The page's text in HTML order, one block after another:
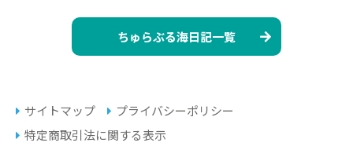
ちゅらぶる海日記一覧
サイトマップ
プライバシーポリシー
特定商取引法に関する表示